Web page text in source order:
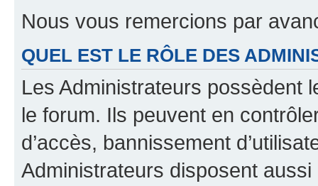
Nous vous remercions par
QUEL EST LE RÔLE DES
Les Administrateurs possèdent
le forum. Ils peuvent en
d’accès, bannissement
Administrateurs disposent